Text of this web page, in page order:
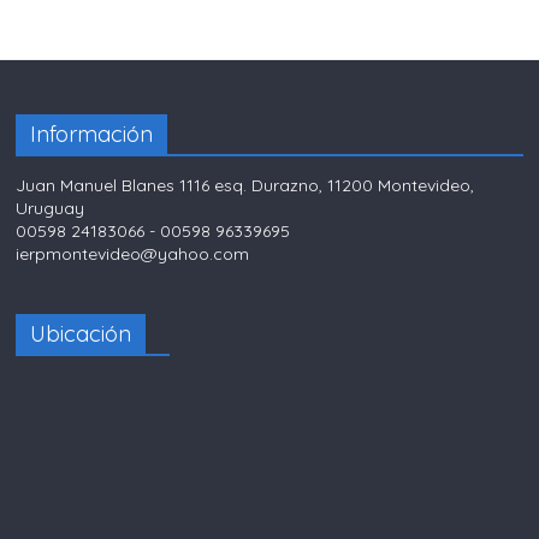
Información
Juan Manuel Blanes 1116 esq. Durazno, 11200 Montevideo,
Uruguay
00598 24183066 - 00598 96339695
ierpmontevideo@yahoo.com
Ubicación